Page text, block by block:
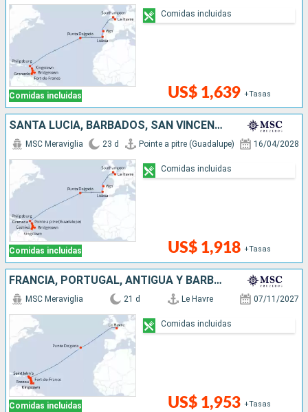
Comidas incluidas US$ 1,639 +Tasas
Comidas incluidas
SANTA LUCIA, BARBADOS, SAN VINCENT Y LAS GRANADINAS, GRENADA, SAN MARTÍN, PORTUGAL, ESPAÑA, FRANCIA, REINO UNIDO
Comidas incluidas
MSC Meraviglia 23 d Pointe a pitre (Guadalupe) 16/04/2028
US$ 1,918 +Tasas
Comidas incluidas
FRANCIA, PORTUGAL, ANTIGUA Y BARBUDA, SAN VINCENT Y LAS GRANADINAS, BARBADOS, SAN MARTÍN, DOMINICA
Comidas incluidas
MSC Meraviglia 21 d Le Havre 07/11/2027
US$ 1,953 +Tasas
Comidas incluidas